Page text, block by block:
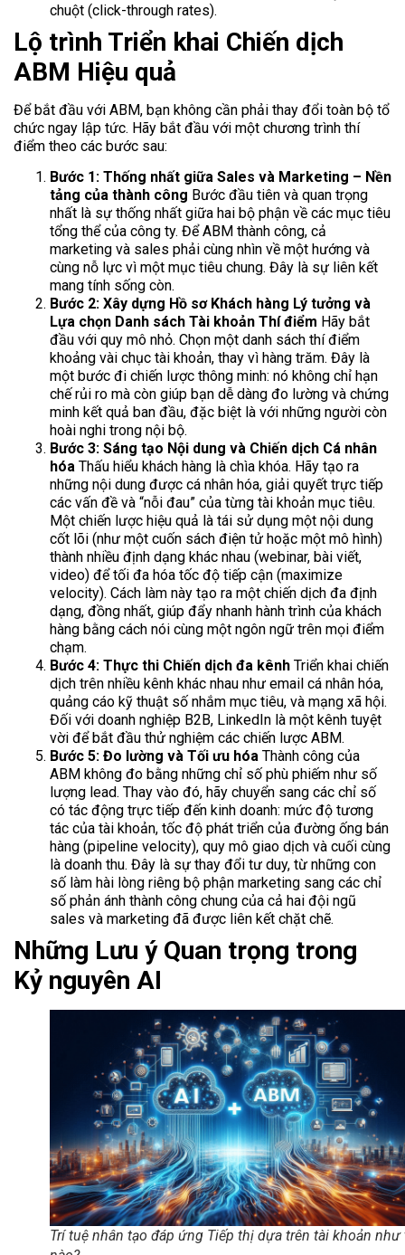
chuột (click-through rates).
Lộ trình Triển khai Chiến dịch
ABM Hiệu quả
Để bắt đầu với ABM, bạn không cần phải thay đổi toàn bộ tổ
chức ngay lập tức. Hãy bắt đầu với một chương trình thí
điểm theo các bước sau:
Bước 1: Thống nhất giữa Sales và Marketing – Nền
tảng của thành công Bước đầu tiên và quan trọng
nhất là sự thống nhất giữa hai bộ phận về các mục tiêu
tổng thể của công ty. Để ABM thành công, cả
marketing và sales phải cùng nhìn về một hướng và
cùng nỗ lực vì một mục tiêu chung. Đây là sự liên kết
mang tính sống còn.
Bước 2: Xây dựng Hồ sơ Khách hàng Lý tưởng và
Lựa chọn Danh sách Tài khoản Thí điểm Hãy bắt
đầu với quy mô nhỏ. Chọn một danh sách thí điểm
khoảng vài chục tài khoản, thay vì hàng trăm. Đây là
một bước đi chiến lược thông minh: nó không chỉ hạn
chế rủi ro mà còn giúp bạn dễ dàng đo lường và chứng
minh kết quả ban đầu, đặc biệt là với những người còn
hoài nghi trong nội bộ.
Bước 3: Sáng tạo Nội dung và Chiến dịch Cá nhân
hóa Thấu hiểu khách hàng là chìa khóa. Hãy tạo ra
những nội dung được cá nhân hóa, giải quyết trực tiếp
các vấn đề và “nỗi đau” của từng tài khoản mục tiêu.
Một chiến lược hiệu quả là tái sử dụng một nội dung
cốt lõi (như một cuốn sách điện tử hoặc một mô hình)
thành nhiều định dạng khác nhau (webinar, bài viết,
video) để tối đa hóa tốc độ tiếp cận (maximize
velocity). Cách làm này tạo ra một chiến dịch đa định
dạng, đồng nhất, giúp đẩy nhanh hành trình của khách
hàng bằng cách nói cùng một ngôn ngữ trên mọi điểm
chạm.
Bước 4: Thực thi Chiến dịch đa kênh Triển khai chiến
dịch trên nhiều kênh khác nhau như email cá nhân hóa,
quảng cáo kỹ thuật số nhắm mục tiêu, và mạng xã hội.
Đối với doanh nghiệp B2B, LinkedIn là một kênh tuyệt
vời để bắt đầu thử nghiệm các chiến lược ABM.
Bước 5: Đo lường và Tối ưu hóa Thành công của
ABM không đo bằng những chỉ số phù phiếm như số
lượng lead. Thay vào đó, hãy chuyển sang các chỉ số
có tác động trực tiếp đến kinh doanh: mức độ tương
tác của tài khoản, tốc độ phát triển của đường ống bán
hàng (pipeline velocity), quy mô giao dịch và cuối cùng
là doanh thu. Đây là sự thay đổi tư duy, từ những con
số làm hài lòng riêng bộ phận marketing sang các chỉ
số phản ánh thành công chung của cả hai đội ngũ
sales và marketing đã được liên kết chặt chẽ.
Những Lưu ý Quan trọng trong
Kỷ nguyên AI
Trí tuệ nhân tạo đáp ứng Tiếp thị dựa trên tài khoản như